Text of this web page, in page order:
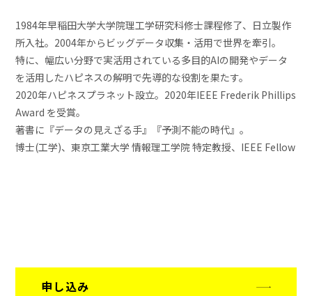
1984年早稲田大学大学院理工学研究科修士課程修了、日立製作
所入社。2004年からビッグデータ収集・活用で世界を牽引。
特に、幅広い分野で実活用されている多目的AIの開発やデータ
を活用したハピネスの解明で先導的な役割を果たす。
2020年ハピネスプラネット設立。2020年IEEE Frederik Phillips
Award を受賞。
著書に『データの見えざる手』『予測不能の時代』。
博士(工学)、東京工業大学 情報理工学院 特定教授、IEEE Fellow
申し込み